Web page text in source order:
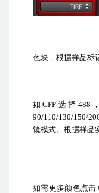
色块，根据样品标
如GFP 选择 488
90/110/130/150/
镜模式。根据样品
如需更多颜色点击